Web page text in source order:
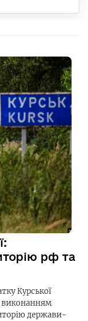
рф та
Курської
виконанням
держави-